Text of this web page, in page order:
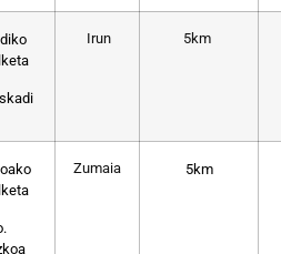
Irun 5km
Zumaia 5km